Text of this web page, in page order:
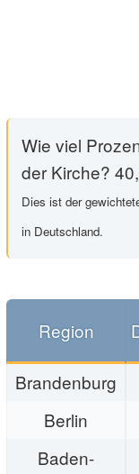
Wie viel
der Kirche?
Dies ist der
in Deutschland.
Region
Brandenburg
Berlin
Baden-